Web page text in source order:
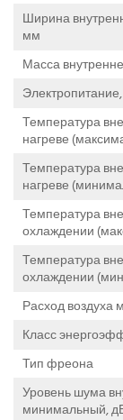
Ширина
мм
Масса
Температура
нагреве
Температура
нагреве
Температура
охлаждении
Температура
охлаждении
Расход
Класс
Тип фреона
Уровень шума
минимальный,